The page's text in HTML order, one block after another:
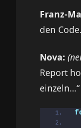
Franz-
den
Nova:
Report
einzeln…“